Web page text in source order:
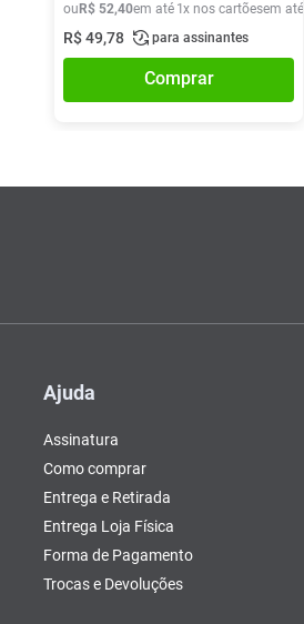
ou R$ 52,40em até 1x nos cartõesem até
R$49,78 para assinantes
Comprar
Ajuda
Assinatura
Como comprar
Entrega e Retirada
Entrega Loja Física
Forma de Pagamento
Trocas e Devoluções